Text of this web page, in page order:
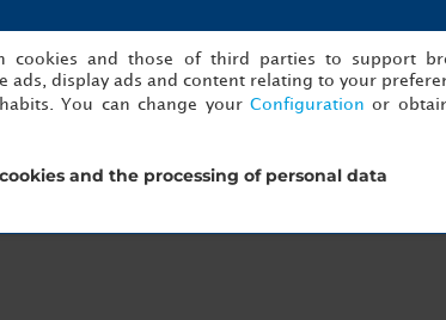
cookies and those of third parties to support
ads, display ads and content relating to your
You can change your Configuration or
and the processing of personal data